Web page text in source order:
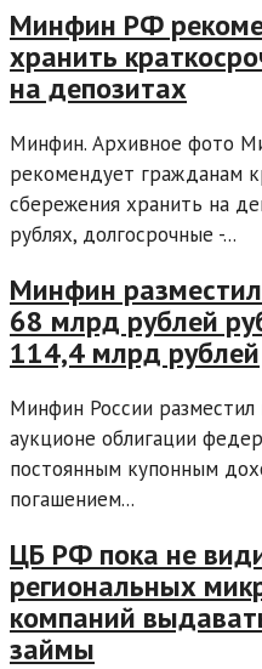
Минфин РФ
хранить
на депозитах
Минфин. Архивное фото
рекомендует гражданам
сбережения хранить на
рублях, долгосрочные -...
Минфин
68 млрд рублей
114,4 млрд рублей
Минфин России
аукционе облигации
постоянным купонным
погашением...
ЦБ РФ пока не
региональных
компаний
займы